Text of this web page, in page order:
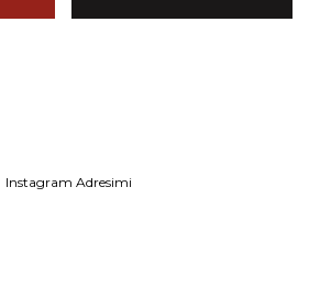
Instagram Adresimi